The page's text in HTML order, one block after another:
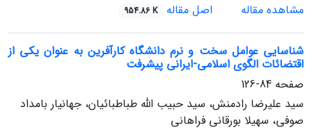
مشاهده مقاله
اصل مقاله 954.86 K
شناسایی عوامل سخت و نرم دانشگاه کارآفرین به عنوان یکی از
اقتضائات الگوی اسلامی-ایرانی پیشرفت
صفحه 84-126
سید علیرضا رادمنش، سید حبیب الله طباطبائیان، جهانیار بامداد
صوفی، سهیلا بورقانی فراهانی